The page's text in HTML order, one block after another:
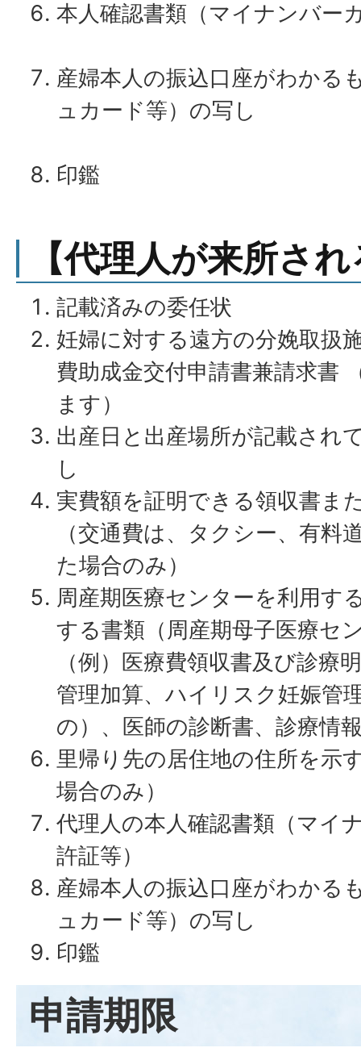
本人確認書類（マイナンバー
産婦本人の振込口座がわかる
ュカード等）の写し
印鑑
【代理人が来所さ
記載済みの委任状
妊婦に対する遠方の分娩取扱
費助成金交付申請書兼請求書
ます）
出産日と出産場所が記載され
し
実費額を証明できる領収書ま
（交通費は、タクシー、有料
た場合のみ）
周産期医療センターを利用す
する書類（周産期母子医療セ
（例）医療費領収書及び診療
管理加算、ハイリスク妊娠管
の）、医師の診断書、診療情
里帰り先の居住地の住所を示
場合のみ）
代理人の本人確認書類（マイ
許証等）
産婦本人の振込口座がわかる
ュカード等）の写し
印鑑
申請期限